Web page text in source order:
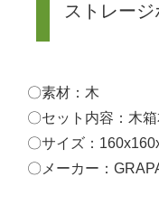
ストレー
〇素材：木
〇セット内容：木
〇サイズ：
〇メーカー：